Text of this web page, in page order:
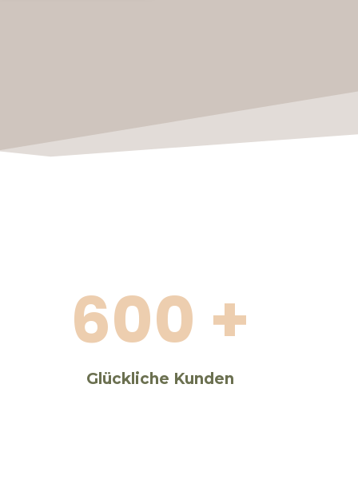
600 +
Glückliche Kunden